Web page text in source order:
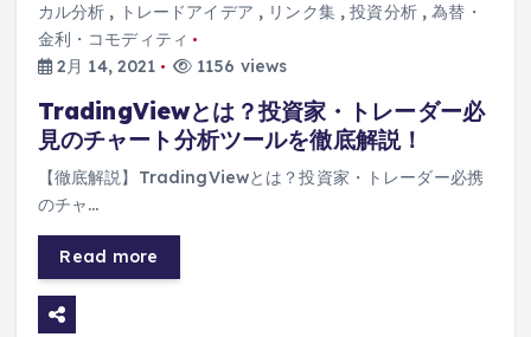
カル分析 , トレードアイデア , リンク集,投資分析,為替・
金利・コモディティ
2月 14, 2021
1156 views
TradingViewとは？投資家・トレーダー必
見のチャート分析ツールを徹底解説！
【徹底解説】TradingViewとは？投資家・トレーダー必携
のチャ…
Read more